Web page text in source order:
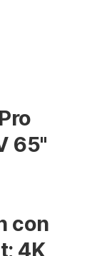
65''
con
4K